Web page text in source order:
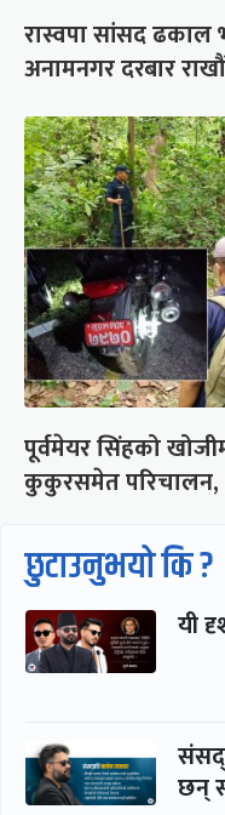
रास्वपा सांसद ढकाल
अनामनगर दरबार राखौं
पूर्वमेयर सिंहको
कुकुरसमेत परिचालन,
छुटाउनुभयो कि ?
यी
छन्